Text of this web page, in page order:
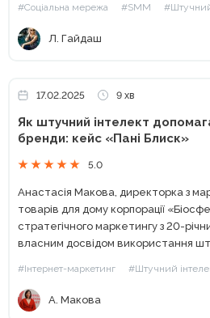
SMM-стратегія – це дуже
#Соціальна мережа #SMM #Штучний
Л. Гайдаш
17.02.2025 9 хв
Як штучний інтелект
бренди: кейс «Пані Блиск»
5.0
Анастасія Макова, директорка з
товарів для дому корпорації
стратегічного маркетингу з 20-
власним досвідом використання
розповіла, як сучасні технології
#Інтернет-маркетинг #Штучний
А. Макова